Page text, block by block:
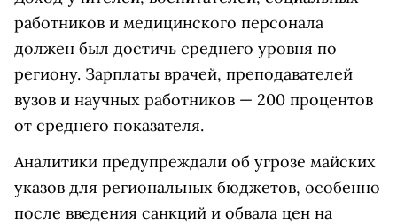
работников и медицинского персонала
должен был достичь среднего уровня по
региону. Зарплаты врачей, преподавателей
вузов и научных работников — 200 процентов
от среднего показателя.
Аналитики предупреждали об угрозе майских
указов для региональных бюджетов, особенно
после введения санкций и обвала цен на